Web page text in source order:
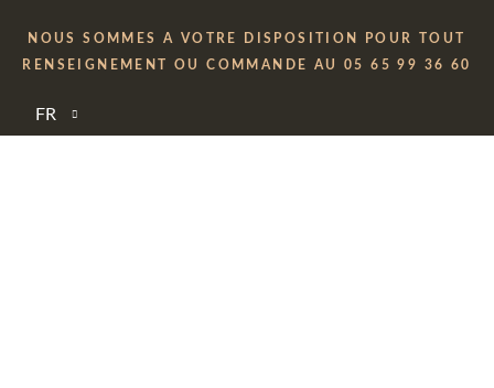
NOUS SOMMES A VOTRE DISPOSITION POUR TOUT
RENSEIGNEMENT OU COMMANDE AU 05 65 99 36 60
FR